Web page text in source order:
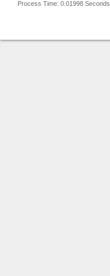
Process Time: 0.01998 Seconds.